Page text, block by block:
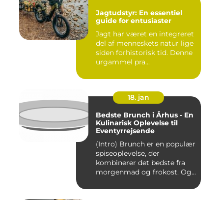
Jagtudstyr: En essentiel
guide for entusiaster
Jagt har været en integreret
del af menneskets natur lige
siden forhistorisk tid. Denne
urgammel pra...
18. jan
Bedste Brunch i Århus - En
Kulinarisk Oplevelse til
Eventyrrejsende
(Intro) Brunch er en populær
spiseoplevelse, der
kombinerer det bedste fra
morgenmad og frokost. Og...